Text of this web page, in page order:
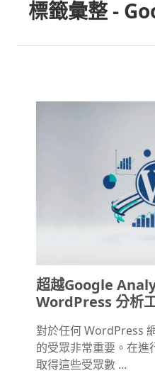
標籤彙整 -
超越Google
WordPress 分析
對於任何 WordPress
的受眾非常重要。在進
取得這些受眾數 ...